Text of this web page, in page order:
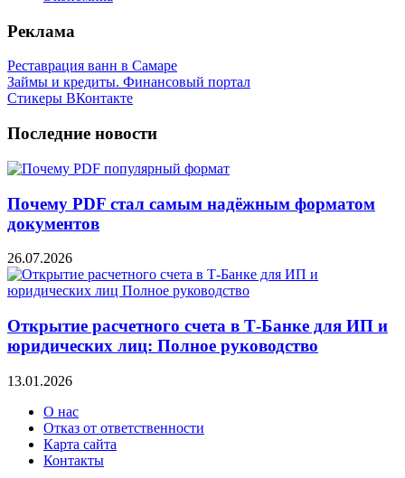
Реклама
Реставрация ванн в Самаре
Займы и кредиты. Финансовый портал
Стикеры ВКонтакте
Последние новости
Почему PDF стал самым надёжным форматом
документов
26.07.2026
Открытие расчетного счета в Т-Банке для ИП и
юридических лиц: Полное руководство
13.01.2026
О нас
Отказ от ответственности
Карта сайта
Контакты